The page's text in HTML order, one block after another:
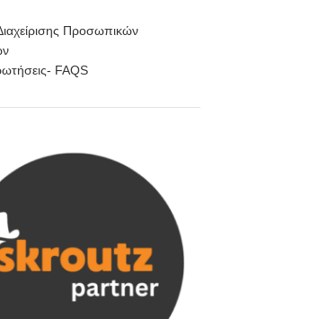
Προσωπικών
FAQS